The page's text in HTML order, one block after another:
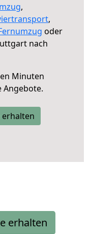
,
,
oder
nach
Minuten
erhalten
erhalten